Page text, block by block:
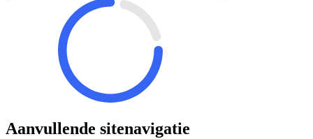
Aanvullende sitenavigatie